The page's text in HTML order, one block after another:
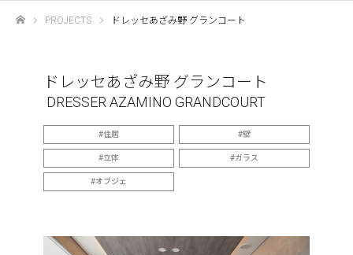
PROJECTS ドレッセあざみ野 グランコート
ドレッセあざみ野 グランコート
DRESSER AZAMINO GRANDCOURT
住居 壁
立体 ガラス
オブジェ